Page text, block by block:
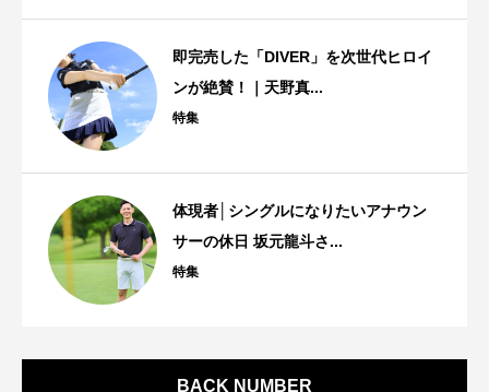
即完売した「DIVER」を次世代ヒロイ
ンが絶賛！｜天野真...
特集
体現者│シングルになりたいアナウン
サーの休日 坂元龍斗さ...
特集
BACK NUMBER